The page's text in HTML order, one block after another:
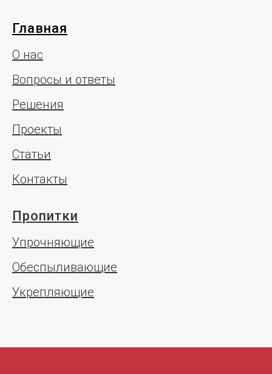
Главная
О нас
Вопросы и ответы
Решения
Проекты
Статьи
Контакты
Пропитки
Упрочняющие
Обеспыливающие
Укрепляющие